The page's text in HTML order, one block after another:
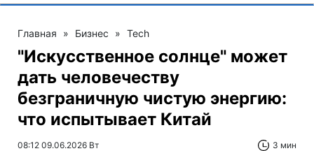
Главная » Бизнес » Tech
"Искусственное солнце" может
дать человечеству
безграничную чистую энергию:
что испытывает Китай
08:12 09.06.2026 Вт 3 мин